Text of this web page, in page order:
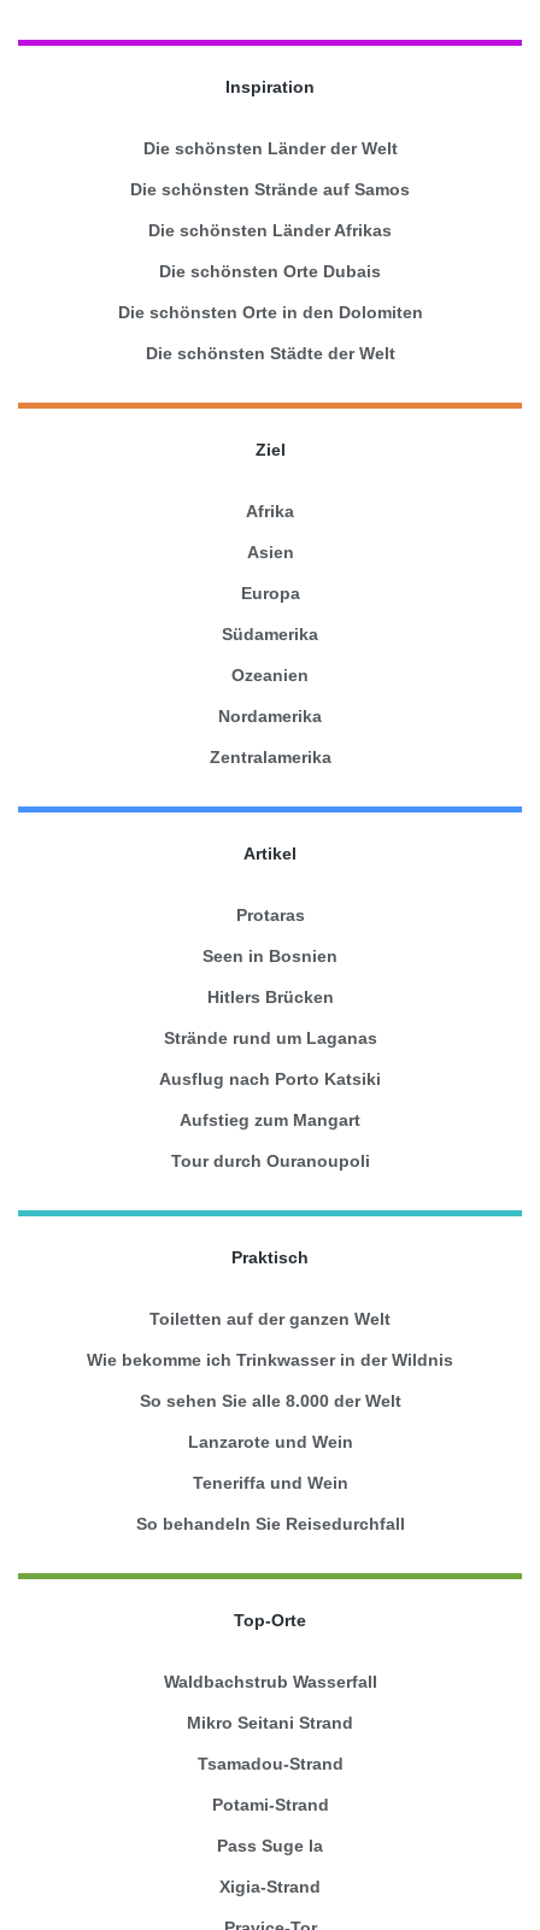
Inspiration
Die schönsten Länder der Welt
Die schönsten Strände auf Samos
Die schönsten Länder Afrikas
Die schönsten Orte Dubais
Die schönsten Orte in den Dolomiten
Die schönsten Städte der Welt
Ziel
Afrika
Asien
Europa
Südamerika
Ozeanien
Nordamerika
Zentralamerika
Artikel
Protaras
Seen in Bosnien
Hitlers Brücken
Strände rund um Laganas
Ausflug nach Porto Katsiki
Aufstieg zum Mangart
Tour durch Ouranoupoli
Praktisch
Toiletten auf der ganzen Welt
Wie bekomme ich Trinkwasser in der Wildnis
So sehen Sie alle 8.000 der Welt
Lanzarote und Wein
Teneriffa und Wein
So behandeln Sie Reisedurchfall
Top-Orte
Waldbachstrub Wasserfall
Mikro Seitani Strand
Tsamadou-Strand
Potami-Strand
Pass Suge la
Xigia-Strand